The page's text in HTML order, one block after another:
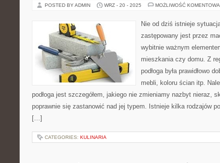
POSTED BY ADMIN WRZ - 20 - 2025 MOŻLIWOŚĆ
Nie od dziś istnieje
zastępowany jest przez
wybitnie ważnym
mieszkania czy domu. Z
podłoga była prawidłowo
mebli, koloru ścian itp.
podłoga jest szczegółem, jakiego nie zmieniamy nazbyt nieraz,
poprawnie się zastanowić nad jej typem. Istnieje kilka rodzajów
[…]
CATEGORIES: KULINARIA